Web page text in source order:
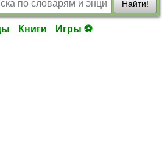
Найти!
Книги Игры ⚽